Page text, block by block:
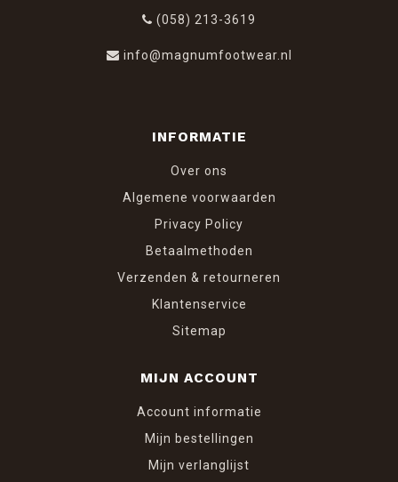
(058) 213-3619
info@magnumfootwear.nl
INFORMATIE
Over ons
Algemene voorwaarden
Privacy Policy
Betaalmethoden
Verzenden & retourneren
Klantenservice
Sitemap
MIJN ACCOUNT
Account informatie
Mijn bestellingen
Mijn verlanglijst